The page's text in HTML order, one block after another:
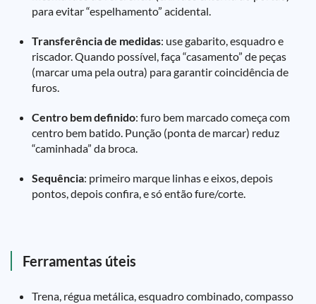
para evitar “espelhamento” acidental.
Transferência de medidas: use gabarito, esquadro e
riscador. Quando possível, faça “casamento” de peças
(marcar uma pela outra) para garantir coincidência de
furos.
Centro bem definido: furo bem marcado começa com
centro bem batido. Punção (ponta de marcar) reduz
“caminhada” da broca.
Sequência: primeiro marque linhas e eixos, depois
pontos, depois confira, e só então fure/corte.
Ferramentas úteis
Trena, régua metálica, esquadro combinado, compasso